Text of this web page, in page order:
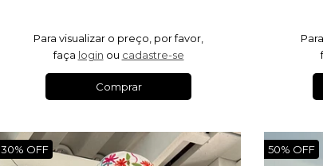
Para visualizar o preço, por favor,
faça login ou cadastre-se
Comprar
30% OFF 50% OFF